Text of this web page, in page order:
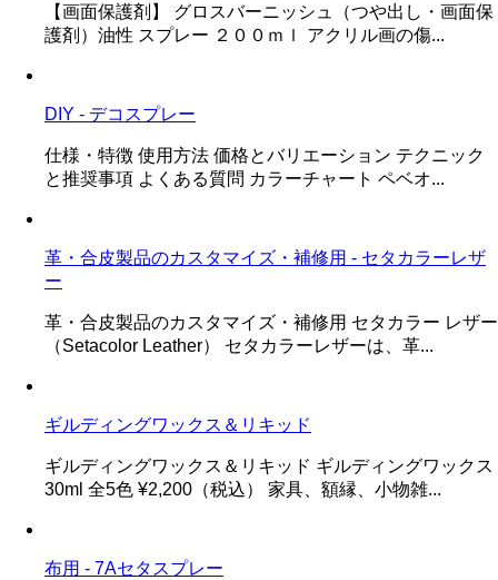
【画面保護剤】 グロスバーニッシュ（つや出し・画面保
護剤）油性 スプレー ２００ｍｌ アクリル画の傷...
DIY - デコスプレー
仕様・特徴 使用方法 価格とバリエーション テクニック
と推奨事項 よくある質問 カラーチャート ペベオ...
革・合皮製品のカスタマイズ・補修用 - セタカラーレザ
ー
革・合皮製品のカスタマイズ・補修用 セタカラー レザー
（Setacolor Leather） セタカラーレザーは、革...
ギルディングワックス＆リキッド
ギルディングワックス＆リキッド ギルディングワックス
30ml 全5色 ¥2,200（税込） 家具、額縁、小物雑...
布用 - 7Aセタスプレー